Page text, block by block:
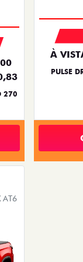
270
À
PULSE
AT6